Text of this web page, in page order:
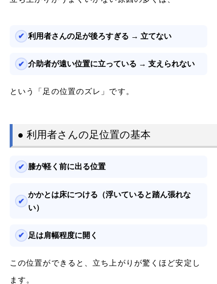
利用者さんの足が後ろすぎる → 立てない
介助者が遠い位置に立っている → 支えられない
という「足の位置のズレ」です。
● 利用者さんの足位置の基本
膝が軽く前に出る位置
かかとは床につける（浮いていると踏ん張れな
い）
足は肩幅程度に開く
この位置ができると、立ち上がりが驚くほど安定し
ます。